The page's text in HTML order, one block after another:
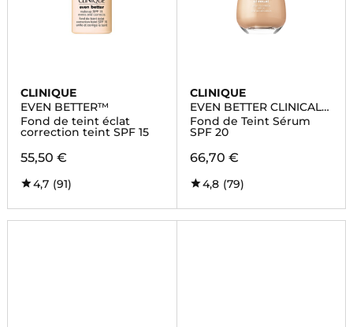
CLINIQUE
EVEN BETTER™
Fond de teint éclat
correction teint SPF 15
55,50 €
4,7 (91)
CLINIQUE
EVEN BETTER CLINICAL
FOUNDATION
Fond de Teint Sérum
SPF 20
66,70 €
4,8 (79)